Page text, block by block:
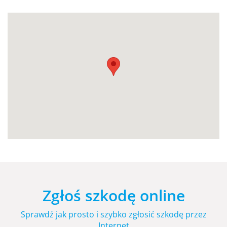
Zgłoś szkodę online
Sprawdź jak prosto i szybko zgłosić szkodę przez